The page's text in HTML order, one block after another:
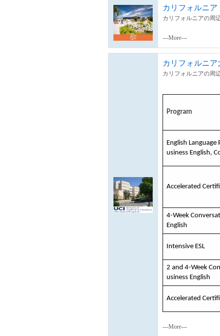
カリフォルニ
カリフォルニアの周
---More---
カリフォルニ
カリフォルニアの周
Program
English Language
usiness English,
Accelerated
4-Week
English
Intensive ESL
2 and 4-Week
usiness English
Accelerated
---More---